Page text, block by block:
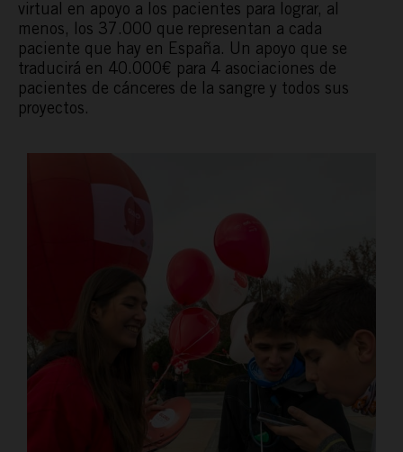
virtual en apoyo a los pacientes para lograr, al
menos, los 37.000 que representan a cada
paciente que hay en España. Un apoyo que se
traducirá en 40.000€ para 4 asociaciones de
pacientes de cánceres de la sangre y todos sus
proyectos.